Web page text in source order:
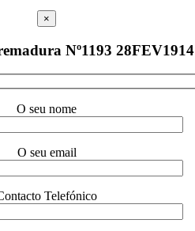
×
Nº1193 28FEV1914
O seu nome
O seu email
Telefónico